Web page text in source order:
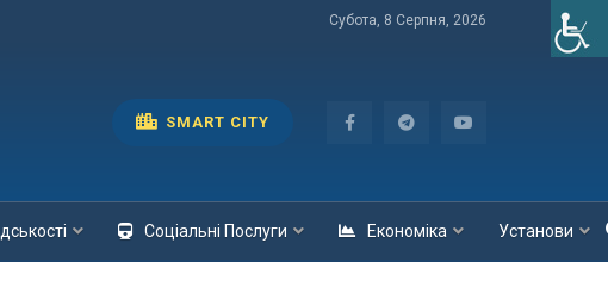
Субота, 8 Серпня, 2026
SMART CITY
Соціальні Послуги Економіка Установи